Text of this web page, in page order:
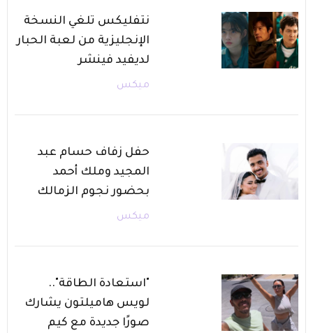
نتفليكس تلغي النسخة
الإنجليزية من لعبة الحبار
لديفيد فينشر
ميكس
حفل زفاف حسام عبد
المجيد وملك أحمد
بحضور نجوم الزمالك
ميكس
"استعادة الطاقة"..
لويس هاميلتون يشارك
صورًا جديدة مع كيم